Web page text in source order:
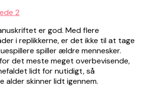
er god. Med flere
i replikkerne, er det ikke til at tage
spiller ældre mennesker.
det meste meget overbevisende,
lidt for nutidigt, så
alder skinner lidt igennem.